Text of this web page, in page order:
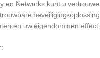
en Networks kunt u
en uw eigendommen